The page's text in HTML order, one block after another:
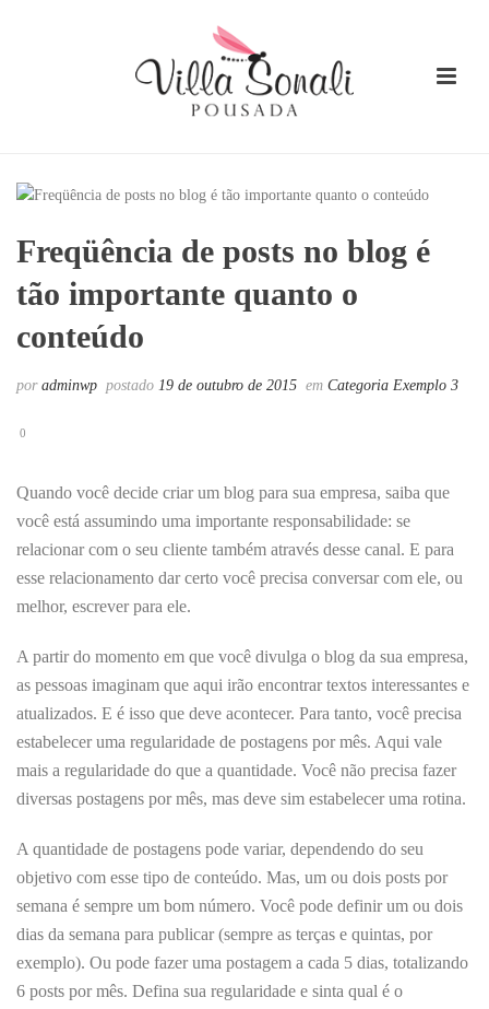
Freqüência de posts no blog é
tão importante quanto o
conteúdo
por adminwp postado 19 de outubro de 2015 em Categoria Exemplo 3
0
Quando você decide criar um blog para sua empresa, saiba que
você está assumindo uma importante responsabilidade: se
relacionar com o seu cliente também através desse canal. E para
esse relacionamento dar certo você precisa conversar com ele, ou
melhor, escrever para ele.
A partir do momento em que você divulga o blog da sua empresa,
as pessoas imaginam que aqui irão encontrar textos interessantes e
atualizados. E é isso que deve acontecer. Para tanto, você precisa
estabelecer uma regularidade de postagens por mês. Aqui vale
mais a regularidade do que a quantidade. Você não precisa fazer
diversas postagens por mês, mas deve sim estabelecer uma rotina.
A quantidade de postagens pode variar, dependendo do seu
objetivo com esse tipo de conteúdo. Mas, um ou dois posts por
semana é sempre um bom número. Você pode definir um ou dois
dias da semana para publicar (sempre as terças e quintas, por
exemplo). Ou pode fazer uma postagem a cada 5 dias, totalizando
6 posts por mês. Defina sua regularidade e sinta qual é o